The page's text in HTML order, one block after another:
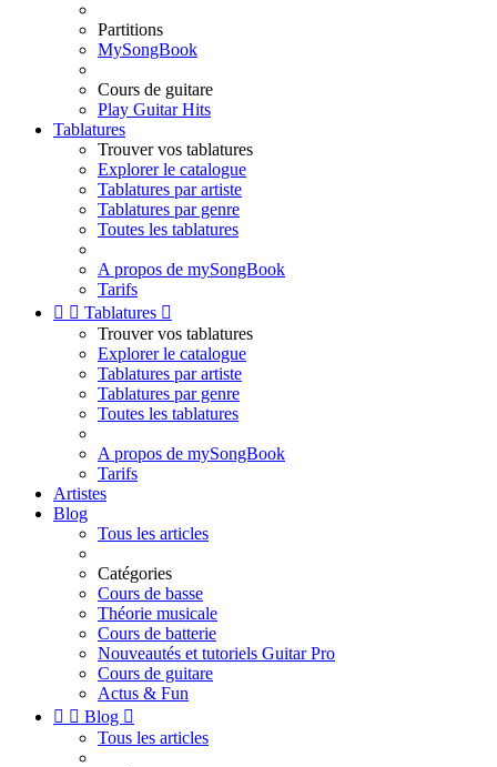
Partitions
MySongBook
Cours de guitare
Play Guitar Hits
Tablatures
Trouver vos tablatures
Explorer le catalogue
Tablatures par artiste
Tablatures par genre
Toutes les tablatures
A propos de mySongBook
Tarifs
  Tablatures 
Trouver vos tablatures
Explorer le catalogue
Tablatures par artiste
Tablatures par genre
Toutes les tablatures
A propos de mySongBook
Tarifs
Artistes
Blog
Tous les articles
Catégories
Cours de basse
Théorie musicale
Cours de batterie
Nouveautés et tutoriels Guitar Pro
Cours de guitare
Actus & Fun
  Blog 
Tous les articles